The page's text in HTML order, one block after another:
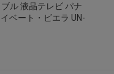
ル 液晶テレビ パナ
ベート・ビエラ UN-